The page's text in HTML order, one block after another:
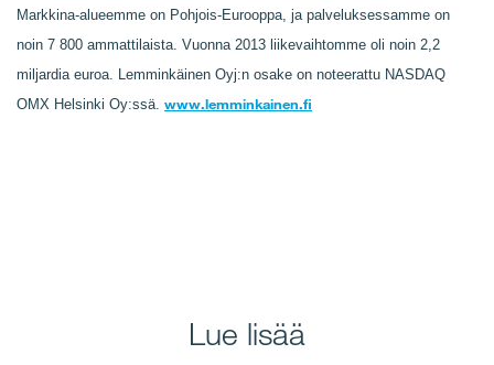
Markkina-alueemme on Pohjois-Eurooppa, ja palveluksessamme on
noin 7 800 ammattilaista. Vuonna 2013 liikevaihtomme oli noin 2,2
miljardia euroa. Lemminkäinen Oyj:n osake on noteerattu NASDAQ
OMX Helsinki Oy:ssä. www.lemminkainen.fi
Lue lisää